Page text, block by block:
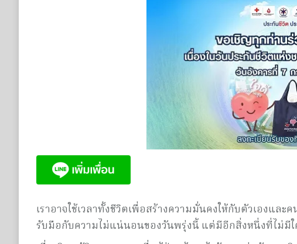
เราอาจใช้เวลาทั้งชีวิตเพื่อสร้างความมั่นคงให้กับตัวเองแล
รับมือกับความไม่แน่นอนของวันพรุ่งนี้ แต่มีอีกสิ่งหนึ่งที่ไม่มีใ